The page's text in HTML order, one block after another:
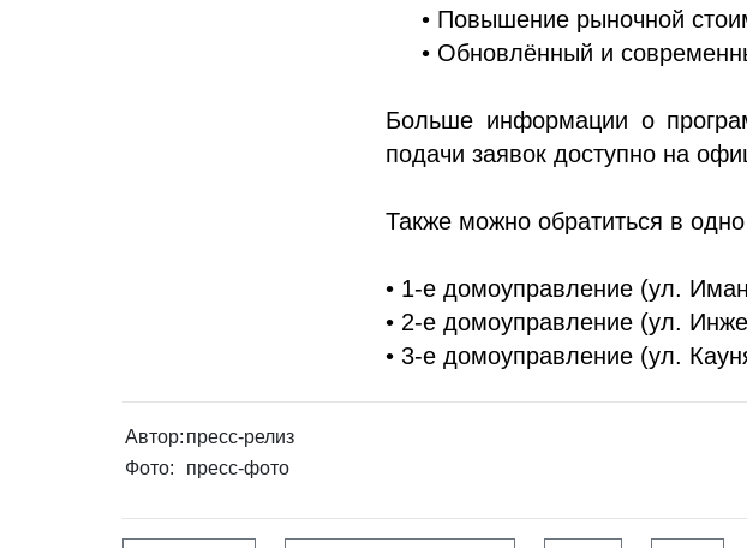
• Повышение рыночной
• Обновлённый и
Больше информации о
подачи заявок доступно на
Также можно обратиться в
• 1-е домоуправление (ул.
• 2-е домоуправление (ул.
• 3-е домоуправление (ул.
Автор: пресс-релиз
Фото:
пресс-фото